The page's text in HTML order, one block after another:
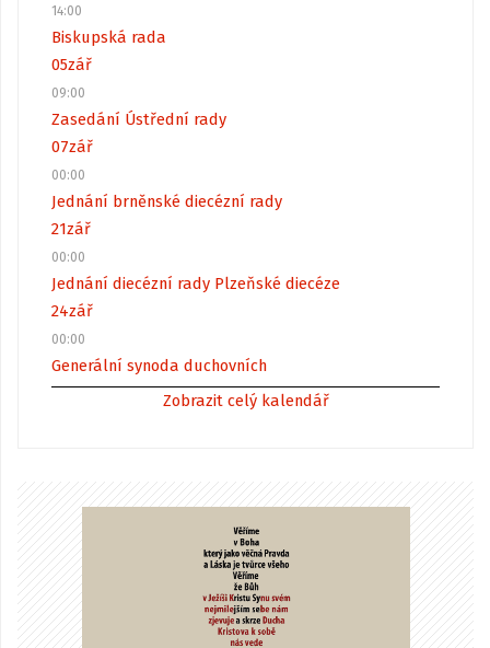
14:00
Biskupská rada
05zář
09:00
Zasedání Ústřední rady
07zář
00:00
Jednání brněnské diecézní rady
21zář
00:00
Jednání diecézní rady Plzeňské diecéze
24zář
00:00
Generální synoda duchovních
Zobrazit celý kalendář